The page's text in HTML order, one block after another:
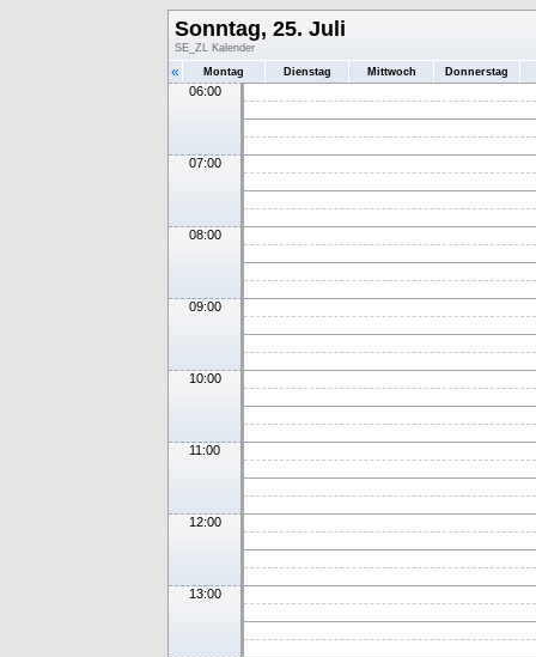
Sonntag, 25. Juli
SE_ZL Kalender
« Montag Dienstag Mittwoch Donnerstag
06:00
07:00
08:00
09:00
10:00
11:00
12:00
13:00